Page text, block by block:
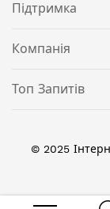
Підтримка
Компанія
Топ Запитів
© 2025